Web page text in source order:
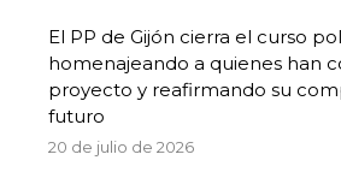
El PP de Gijón cierra el curso
homenajeando a quienes han
proyecto y reafirmando su
futuro
20 de julio de 2026